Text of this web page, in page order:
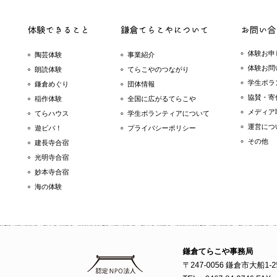
陶芸体験
朗読体験
鎌倉めぐり
稲作体験
てらハウス
遊ビバ！
建長寺合宿
光明寺合宿
妙本寺合宿
海の体験
事業紹介
てらこやのつながり
団体情報
全国に広がるてらこや
学生ボランティアについて
プライバシーポリシー
体験お申
体験お問
学生ボラ
協賛・寄
メディ
運営につ
その他
鎌倉てらこや事務局
〒247-0056 鎌倉市大船1-